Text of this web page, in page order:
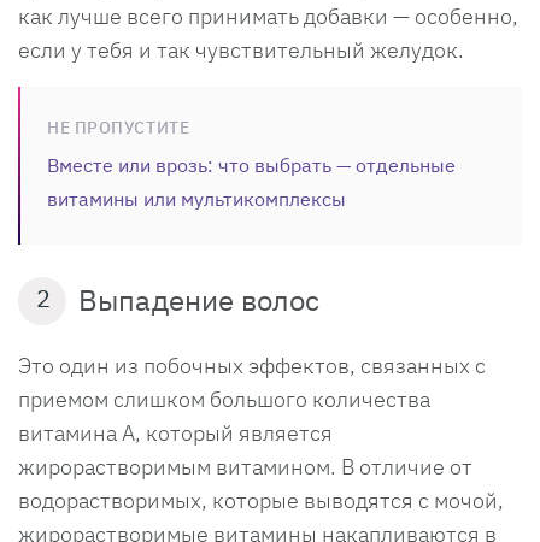
как лучше всего принимать добавки — особенно,
если у тебя и так чувствительный желудок.
НЕ ПРОПУСТИТЕ
Вместе или врозь: что выбрать — отдельные
витамины или мультикомплексы
2 Выпадение волос
Это один из побочных эффектов, связанных с
приемом слишком большого количества
витамина А, который является
жирорастворимым витамином. В отличие от
водорастворимых, которые выводятся с мочой,
жирорастворимые витамины накапливаются в